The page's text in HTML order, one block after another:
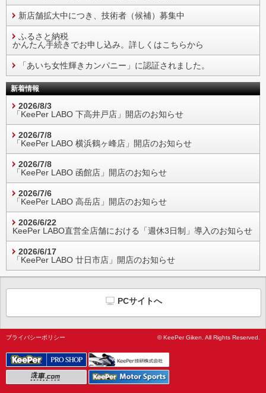
新店舗拡大中につき、技術者（候補）募集中
ふるさと納税
かんたん手続きでお申し込み。詳しくはこちらから
「あいち女性輝きカンパニー」に認証されました。
新着情報
2026/8/3
「KeePer LABO 下高井戸店」開店のお知らせ
2026/7/8
「KeePer LABO 横浜鶴ヶ峰店」開店のお知らせ
2026/7/8
「KeePer LABO 函館店」開店のお知らせ
2026/7/6
「KeePer LABO 高岳店」開店のお知らせ
2026/6/22
KeePer LABO直営全店舗における「週休3日制」導入のお知らせ
2026/6/17
「KeePer LABO 廿日市店」開店のお知らせ
PCサイトへ
プライバシーポリシー © KeePer Giken. All Rights Reserved.